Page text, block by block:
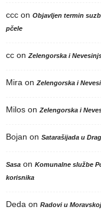
ccc on Objavljen termin
pčele
cc on Zelengorska i
Mira on Zelengorska i
Milos on Zelengorska i
Bojan on Satarašijada u
Sasa on Komunalne službe
korisnika
Deda on Radovi u